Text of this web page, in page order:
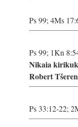
Ps 99; 4Ms
Ps 99; 1Kn
Nikaia
Robert
Ps 33:12-22;